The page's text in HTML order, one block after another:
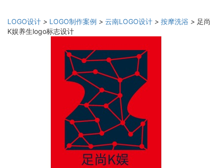
LOGO设计 > LOGO制作案例 > 云南LOGO设计 > 按摩洗浴 > 足尚
K娱养生logo标志设计